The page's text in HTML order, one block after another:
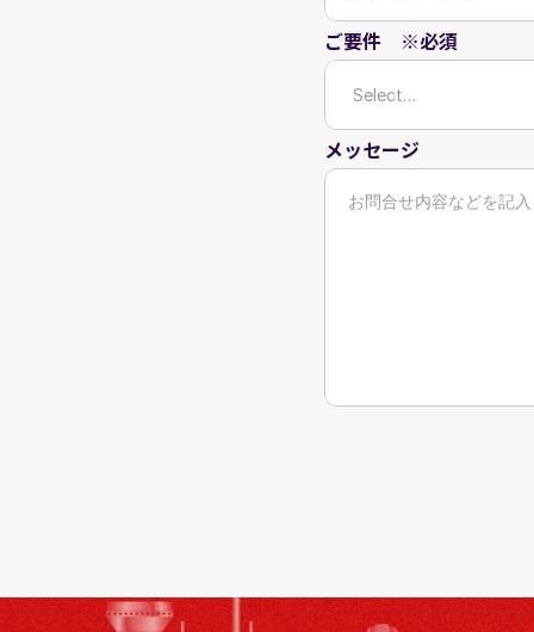
ご要件　※必須
メッセージ